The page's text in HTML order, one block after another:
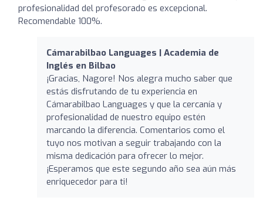
profesionalidad del profesorado es excepcional.
Recomendable 100%.
Cámarabilbao Languages | Academia de
Inglés en Bilbao
¡Gracias, Nagore! Nos alegra mucho saber que
estás disfrutando de tu experiencia en
Cámarabilbao Languages y que la cercanía y
profesionalidad de nuestro equipo estén
marcando la diferencia. Comentarios como el
tuyo nos motivan a seguir trabajando con la
misma dedicación para ofrecer lo mejor.
¡Esperamos que este segundo año sea aún más
enriquecedor para ti!